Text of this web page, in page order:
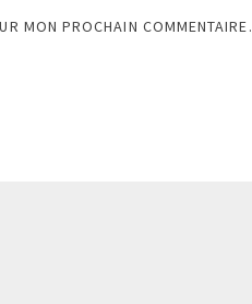
MON PROCHAIN COMMENTAIRE.